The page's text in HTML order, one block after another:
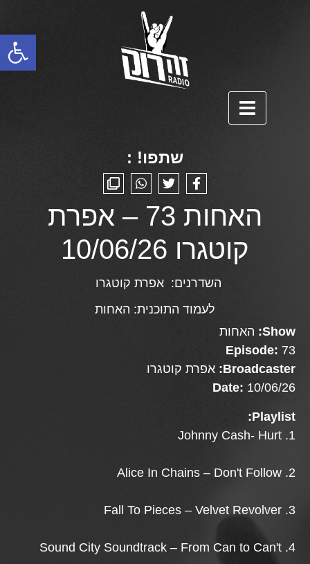
פתח סרגל נגישות
שתפו! :
האחות 73 – אפרת
קוטגרו 10/06/26
השדרנים: אפרת קוטגרו
לעמוד התוכנית: האחות
Show: האחות
Episode: 73
Broadcaster: אפרת קוטגרו
Date: 10/06/26
Playlist:
1. Johnny Cash- Hurt
2. Alice In Chains – Don't Follow
3. Fall To Pieces – Velvet Revolver
4. Sound City Soundtrack – From Can to Can't